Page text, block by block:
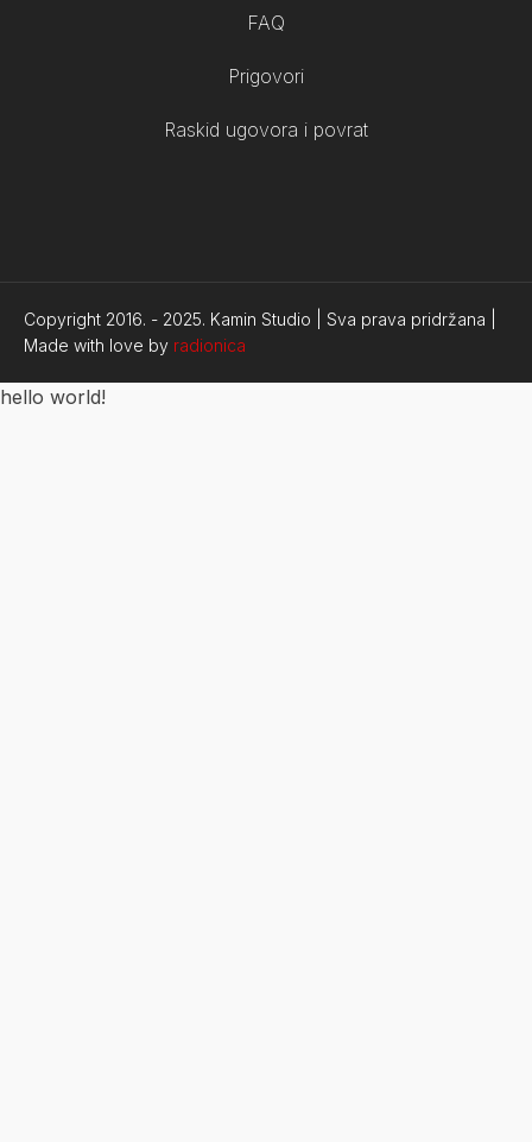
FAQ
Prigovori
Raskid ugovora i povrat
Copyright 2016. - 2025. Kamin Studio | Sva prava pridržana |
Made with love by radionica
hello world!